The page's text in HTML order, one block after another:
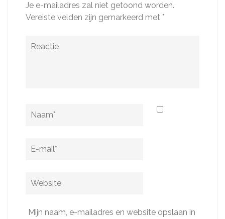
Je e-mailadres zal niet getoond worden.
Vereiste velden zijn gemarkeerd met *
Reactie
Naam
E-
Website
Mijn naam, e-mailadres en website opslaan in